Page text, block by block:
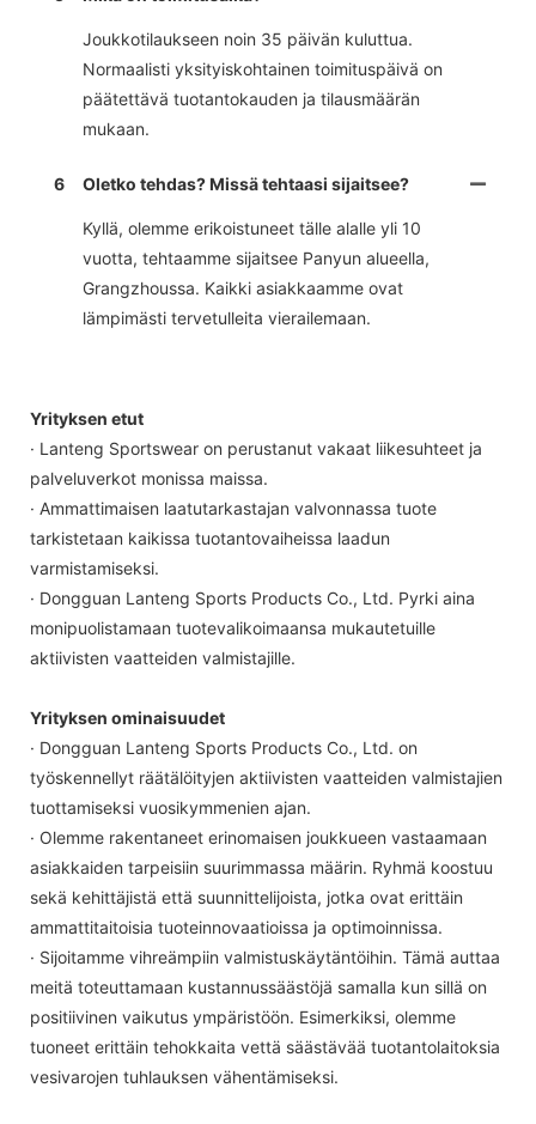
Joukkotilaukseen noin 35 päivän kuluttua.
Normaalisti yksityiskohtainen toimituspäivä on
päätettävä tuotantokauden ja tilausmäärän
mukaan.
6 Oletko tehdas? Missä tehtaasi sijaitsee?
Kyllä, olemme erikoistuneet tälle alalle yli 10
vuotta, tehtaamme sijaitsee Panyun alueella,
Grangzhoussa. Kaikki asiakkaamme ovat
lämpimästi tervetulleita vierailemaan.
Yrityksen etut
· Lanteng Sportswear on perustanut vakaat liikesuhteet ja
palveluverkot monissa maissa.
· Ammattimaisen laatutarkastajan valvonnassa tuote
tarkistetaan kaikissa tuotantovaiheissa laadun
varmistamiseksi.
· Dongguan Lanteng Sports Products Co., Ltd. Pyrki aina
monipuolistamaan tuotevalikoimaansa mukautetuille
aktiivisten vaatteiden valmistajille.
Yrityksen ominaisuudet
· Dongguan Lanteng Sports Products Co., Ltd. on
työskennellyt räätälöityjen aktiivisten vaatteiden valmistajien
tuottamiseksi vuosikymmenien ajan.
· Olemme rakentaneet erinomaisen joukkueen vastaamaan
asiakkaiden tarpeisiin suurimmassa määrin. Ryhmä koostuu
sekä kehittäjistä että suunnittelijoista, jotka ovat erittäin
ammattitaitoisia tuoteinnovaatioissa ja optimoinnissa.
· Sijoitamme vihreämpiin valmistuskäytäntöihin. Tämä auttaa
meitä toteuttamaan kustannussäästöjä samalla kun sillä on
positiivinen vaikutus ympäristöön. Esimerkiksi, olemme
tuoneet erittäin tehokkaita vettä säästävää tuotantolaitoksia
vesivarojen tuhlauksen vähentämiseksi.